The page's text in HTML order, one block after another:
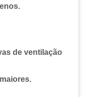
de ventilação